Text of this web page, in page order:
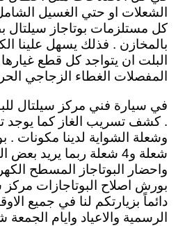
الشعلات او حتي الغسيل الشامل
كل مستلزمات بوتاجاز سيلتال
بالمخازن . فذلك يسهل علينا
البلت ان يتواجد كل قطع
المفصلات الغطاء الزجاجي
في سيارة فني مركز سيلتال
. كشف تسريب الغاز كما يوجد
شعلة و4 شعلة ربما يريد
واحضار البوتاجاز المسطح
بورش اصلاح البوتاجازات
دائماً بزيارتكم لنا في جميع
الرسمية والاعياد وايام الجمعة